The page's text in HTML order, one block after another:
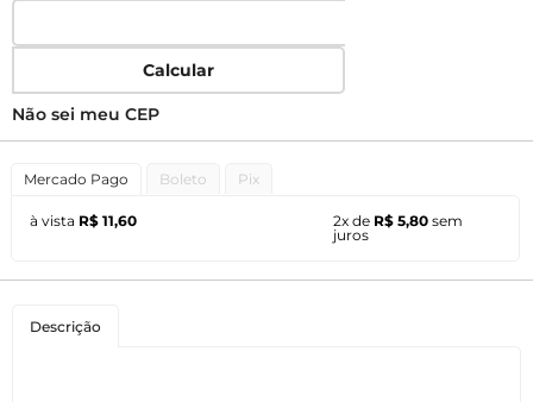
Calcular
Não sei meu CEP
Mercado Pago Boleto Pix
à vista R$ 11,60 2x de R$ 5,80 sem
juros
Descrição